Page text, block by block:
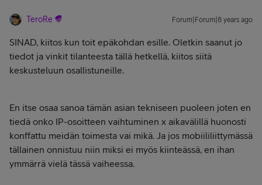
TeroRe Forum|Forum|8 years ago
SINAD, kiitos kun toit epäkohdan esille. Oletkin saanut jo
tiedot ja vinkit tilanteesta tällä hetkellä, kiitos siitä
keskusteluun osallistuneille.
En itse osaa sanoa tämän asian tekniseen puoleen joten en
tiedä onko IP-osoitteen vaihtuminen x aikavälillä huonosti
konffattu meidän toimesta vai mikä. Ja jos mobiililiittymässä
tällainen onnistuu niin miksi ei myös kiinteässä, en ihan
ymmärrä vielä tässä vaiheessa.